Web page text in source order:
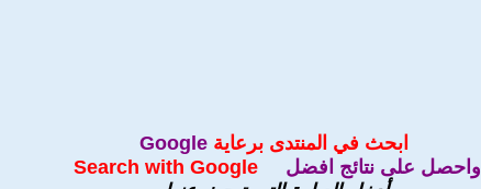
ابحث في المنتدى برعاية Google
واحصل على نتائج افضل
Search with Google